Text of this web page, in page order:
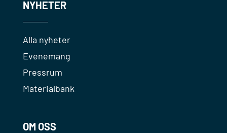
NYHETER
Alla nyheter
Evenemang
Pressrum
Materialbank
OM OSS